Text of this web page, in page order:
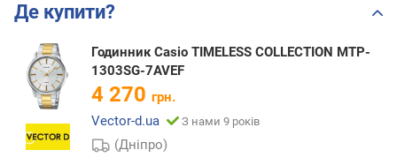
Де купити?
Годинник Casio TIMELESS COLLECTION MTP-
1303SG-7AVEF
4 270 грн.
Vector-d.ua
З нами 9 років
(Дніпро)